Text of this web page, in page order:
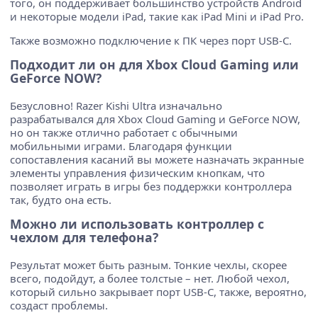
того, он поддерживает большинство устройств Android
и некоторые модели iPad, такие как iPad Mini и iPad Pro.
Также возможно подключение к ПК через порт USB-C.
Подходит ли он для Xbox Cloud Gaming или
GeForce NOW?
Безусловно! Razer Kishi Ultra изначально
разрабатывался для Xbox Cloud Gaming и GeForce NOW,
но он также отлично работает с обычными
мобильными играми. Благодаря функции
сопоставления касаний вы можете назначать экранные
элементы управления физическим кнопкам, что
позволяет играть в игры без поддержки контроллера
так, будто она есть.
Можно ли использовать контроллер с
чехлом для телефона?
Результат может быть разным. Тонкие чехлы, скорее
всего, подойдут, а более толстые – нет. Любой чехол,
который сильно закрывает порт USB-C, также, вероятно,
создаст проблемы.